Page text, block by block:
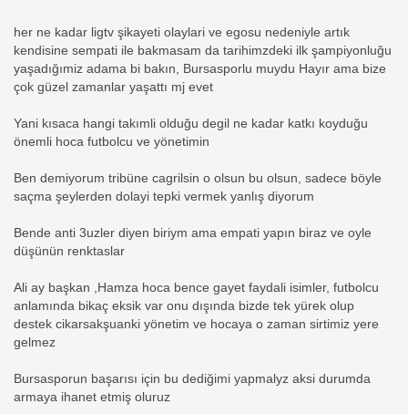
her ne kadar ligtv şikayeti olaylari ve egosu nedeniyle artık
kendisine sempati ile bakmasam da tarihimzdeki ilk şampiyonluğu
yaşadığımiz adama bi bakın, Bursasporlu muydu Hayır ama bize
çok güzel zamanlar yaşattı mj evet
Yani kısaca hangi takımli olduğu degil ne kadar katkı koyduğu
önemli hoca futbolcu ve yönetimin
Ben demiyorum tribüne cagrilsin o olsun bu olsun, sadece böyle
saçma şeylerden dolayi tepki vermek yanlış diyorum
Bende anti 3uzler diyen biriym ama empati yapın biraz ve oyle
düşünün renktaslar
Ali ay başkan ,Hamza hoca bence gayet faydali isimler, futbolcu
anlamında bikaç eksik var onu dışında bizde tek yürek olup
destek cikarsakşuanki yönetim ve hocaya o zaman sirtimiz yere
gelmez
Bursasporun başarısı için bu dediğimi yapmalyz aksi durumda
armaya ihanet etmiş oluruz